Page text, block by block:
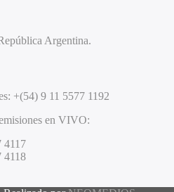
Argentina.
+(54) 9 11 5577 1192
en VIVO:
4117
4118